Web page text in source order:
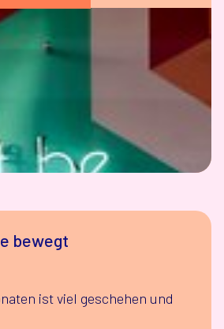
bewegt
ist viel geschehen und